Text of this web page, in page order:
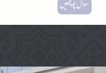
سوال پوچھیں